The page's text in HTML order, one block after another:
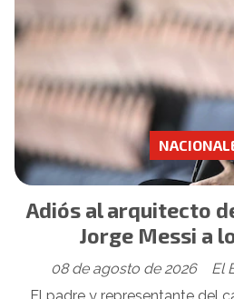
Adiós al arquitecto
Jorge Messi a
El
08 de agosto de 2026
El padre y representante del